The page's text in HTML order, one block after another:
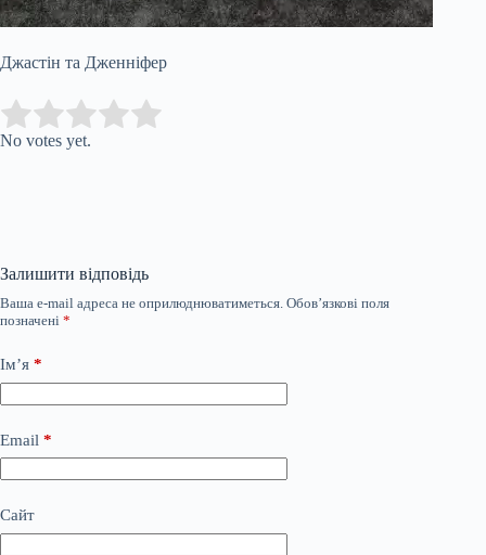
Джастін та Дженніфер
Rate this item:
No votes yet.
Залишити відповідь
Ваша e-mail адреса не оприлюднюватиметься. Обов’язкові поля
позначені *
Ім’я *
Email *
Сайт